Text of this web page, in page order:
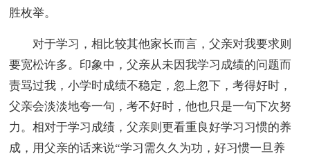
胜枚举。
对于学习，相比较其他家长而言，父亲对我要求则
要宽松许多。印象中，父亲从未因我学习成绩的问题而
责骂过我，小学时成绩不稳定，忽上忽下，考得好时，
父亲会淡淡地夸一句，考不好时，他也只是一句下次努
力。相对于学习成绩，父亲则更看重良好学习习惯的养
成，用父亲的话来说“学习需久久为功，好习惯一旦养